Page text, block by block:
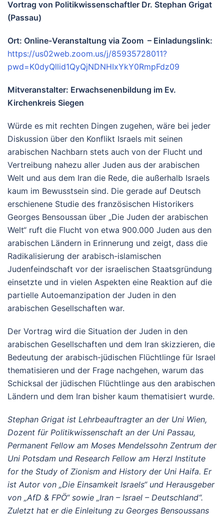
Vortrag von Politikwissenschaftler Dr. Stephan Grigat
(Passau)
Ort: Online-Veranstaltung via Zoom – Einladungslink:
https://us02web.zoom.us/j/85935728011?
pwd=K0dyQllid1QyQjNDNHIxYkY0RmpFdz09
Mitveranstalter: Erwachsenenbildung im Ev.
Kirchenkreis Siegen
Würde es mit rechten Dingen zugehen, wäre bei jeder
Diskussion über den Konflikt Israels mit seinen
arabischen Nachbarn stets auch von der Flucht und
Vertreibung nahezu aller Juden aus der arabischen
Welt und aus dem Iran die Rede, die außerhalb Israels
kaum im Bewusstsein sind. Die gerade auf Deutsch
erschienene Studie des französischen Historikers
Georges Bensoussan über „Die Juden der arabischen
Welt“ ruft die Flucht von etwa 900.000 Juden aus den
arabischen Ländern in Erinnerung und zeigt, dass die
Radikalisierung der arabisch-islamischen
Judenfeindschaft vor der israelischen Staatsgründung
einsetzte und in vielen Aspekten eine Reaktion auf die
partielle Autoemanzipation der Juden in den
arabischen Gesellschaften war.
Der Vortrag wird die Situation der Juden in den
arabischen Gesellschaften und dem Iran skizzieren, die
Bedeutung der arabisch-jüdischen Flüchtlinge für Israel
thematisieren und der Frage nachgehen, warum das
Schicksal der jüdischen Flüchtlinge aus den arabischen
Ländern und dem Iran bisher kaum thematisiert wurde.
Stephan Grigat ist Lehrbeauftragter an der Uni Wien,
Dozent für Politikwissenschaft an der Uni Passau,
Permanent Fellow am Moses Mendelssohn Zentrum der
Uni Potsdam und Research Fellow am Herzl Institute
for the Study of Zionism and History der Uni Haifa. Er
ist Autor von „Die Einsamkeit Israels“ und Herausgeber
von „AfD & FPÖ“ sowie „Iran – Israel – Deutschland“.
Zuletzt hat er die Einleitung zu Georges Bensoussans